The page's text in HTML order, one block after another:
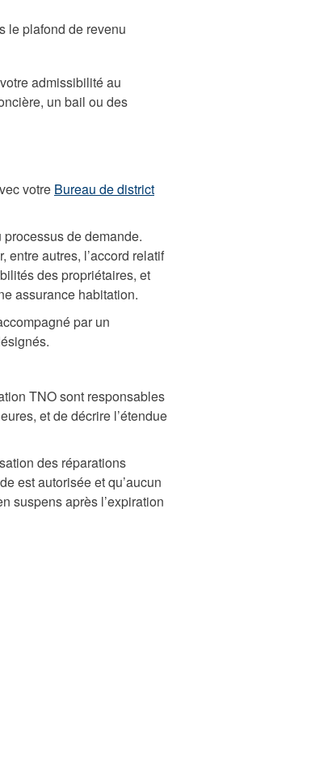
le plafond de revenu
admissibilité au
un bail ou des
votre Bureau de district
de demande.
autres, l’accord relatif
des propriétaires, et
assurance habitation.
par un
TNO sont responsables
et de décrire l’étendue
des réparations
est autorisée et qu’aucun
suspens après l’expiration